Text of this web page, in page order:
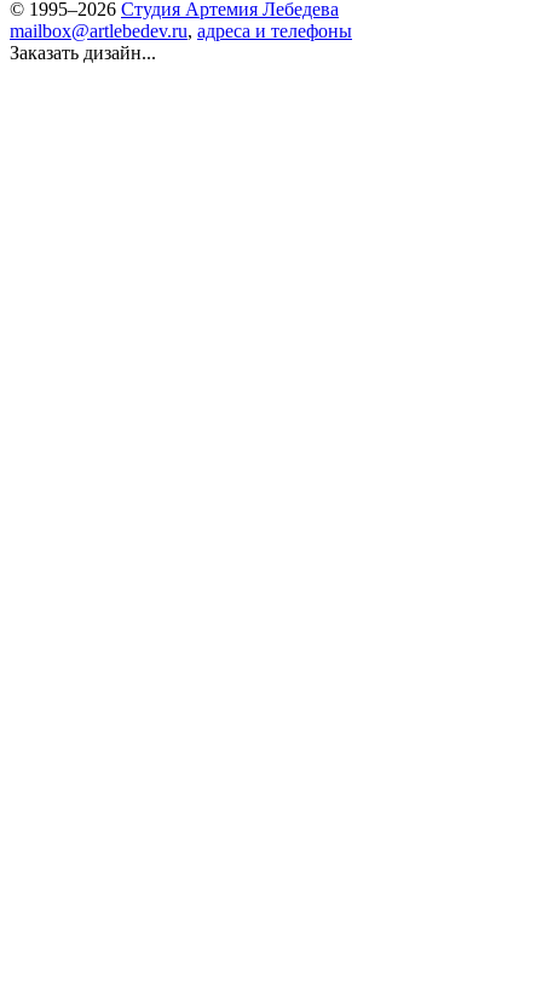
© 1995–2026 Студия Артемия Лебедева
mailbox@artlebedev.ru, адреса и телефоны
Заказать дизайн...